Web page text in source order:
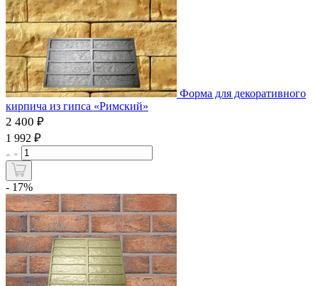
Форма для декоративного
кирпича из гипса «Римский»
2 400 ₽
1 992 ₽
- 17%